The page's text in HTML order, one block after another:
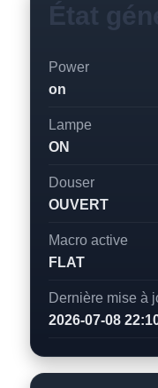
État
Power
on
Lampe
ON
Douser
OUVERT
Macro active
FLAT
Dernière mise à
2026-07-08